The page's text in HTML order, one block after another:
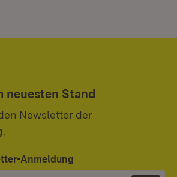
neuesten Stand
Newsletter der
Anmeldung